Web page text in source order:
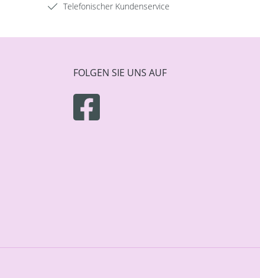
Telefonischer Kundenservice
FOLGEN SIE UNS AUF